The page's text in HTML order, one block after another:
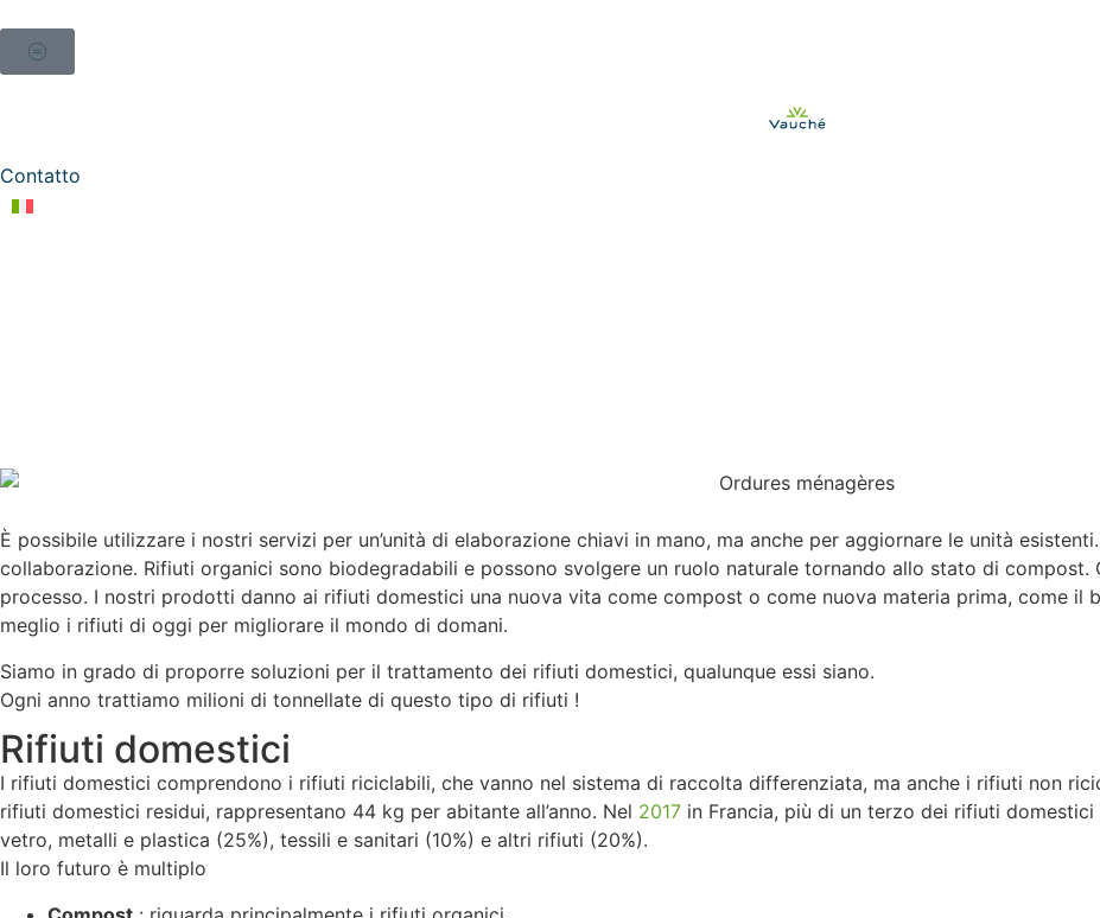
Contatto
È possibile utilizzare i nostri servizi per un’unità di elaborazione chiavi in mano, ma anche per aggiornare le unità
collaborazione. Rifiuti organici sono biodegradabili e possono svolgere un ruolo naturale tornando allo stato di
processo. I nostri prodotti danno ai rifiuti domestici una nuova vita come compost o come nuova materia prima, come il
meglio i rifiuti di oggi per migliorare il mondo di domani.
Siamo in grado di proporre soluzioni per il trattamento dei rifiuti domestici, qualunque essi siano.
Ogni anno trattiamo milioni di tonnellate di questo tipo di rifiuti !
Rifiuti domestici
I rifiuti domestici comprendono i rifiuti riciclabili, che vanno nel sistema di raccolta differenziata, ma anche i rifiuti non
rifiuti domestici residui, rappresentano 44 kg per abitante all’anno. Nel 2017 in Francia, più di un terzo dei rifiuti
vetro, metalli e plastica (25%), tessili e sanitari (10%) e altri rifiuti (20%).
Il loro futuro è multiplo